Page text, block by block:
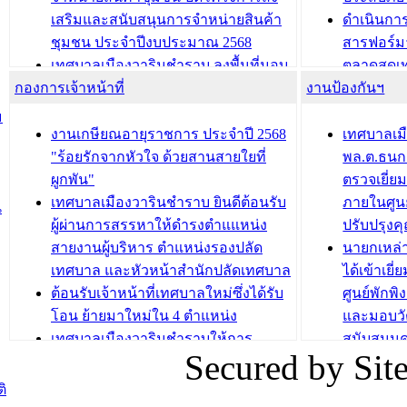
บทความ อื่นๆ ... บทความ อื่นๆ ...
เสริมและสนับสนุนการจำหน่ายสินค้า
ชุมชน ประจำปีงบประมาณ 2568
เทศบาลเมืองวารินชำราบ ลงพื้นที่มอบ
น้ำดื่มแก่ผู้พักอาศัย ณ ศูนย์พักพิง
กองสวัสดิการสังคม เทศบาลเมือง
วารินชำราบ จัดโครงการอบรมอาชีพ
ระยะสั้น ประจำปี 2568 (หลักสูตรการ
ถักทอผลิตภัณฑ์จากถุงพลาสติก)
บทความ อื่นๆ ...
ดำเนินกา
สารฟอร์
ตลาดสดเ
วารินชำร
ถนนแก่เ
เด็กเล็ก
เทศบาลเ
ปรึกษาห
วัยของอ
บทความ อื่นๆ ...
กองการเจ้าหน้าที่
งานเกษียณอายุราชการ ประจำปี 2568
"ร้อยรักจากหัวใจ ด้วยสานสายใยที่
ผูกพัน"
เทศบาลเมืองวารินชำราบ ยินดีต้อนรับ
ผู้ผ่านการสรรหาให้ดำรงตำแแหน่ง
สายงานผู้บริหาร ตำแหน่งรองปลัด
เทศบาล และหัวหน้าสำนักปลัดเทศบาล
ต้อนรับเจ้าหน้าที่เทศบาลใหม่ซึ่งได้รับ
โอน ย้ายมาใหม่ใน 4 ตำแหน่ง
เทศบาลเมืองวารินชำราบให้การ
ต้อนรับพนักงานเทศบาลผู้ผ่านการ
สรรหาให้ดำรงตำแหน่งสายงานผู้
งานป้องกันฯ
เทศบาลเ
พล.ต.ธน
ตรวจเยี่ย
ภายในศู
ปรับปรุง
นายกเห
ได้เข้าเยี่
ศูนย์พักพิ
และมอบ
สนับสนุน
ภัยน้ำท่วม
ภาพบรร
Secured by